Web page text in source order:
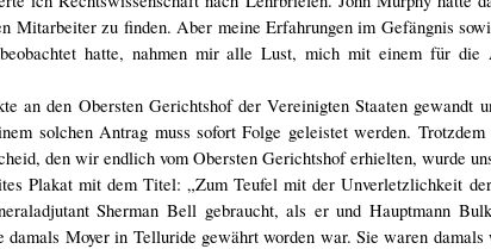
Mitarbeiter zu finden. Aber meine Erfahrungen im Gefängnis
hatte, nahmen mir alle Lust, mich mit einem für die
an den Obersten Gerichtshof der Vereinigten Staaten gewandt
solchen Antrag muss sofort Folge geleistet werden.
den wir endlich vom Obersten Gerichtshof erhielten, wurde
Plakat mit dem Titel: „Zum Teufel mit der Unverletzlichkeit
Sherman Bell gebraucht, als er und Hauptmann
Moyer in Telluride gewährt worden war. Sie waren damals